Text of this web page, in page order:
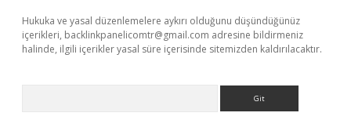
Hukuka ve yasal düzenlemelere aykırı olduğunu düşündüğünüz
içerikleri, backlinkpanelicomtr@gmail.com adresine bildirmeniz
halinde, ilgili içerikler yasal süre içerisinde sitemizden kaldırılacaktır.